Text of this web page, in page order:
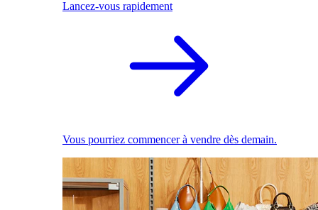
Lancez-vous rapidement
Vous pourriez commencer à vendre dès demain.